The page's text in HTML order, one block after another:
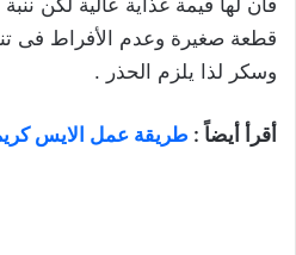
قطعة صغيرة وعدم الأفراط فى
وسكر لذا يلزم الحذر .
أقرأ أيضاً : طريقة عمل الايس